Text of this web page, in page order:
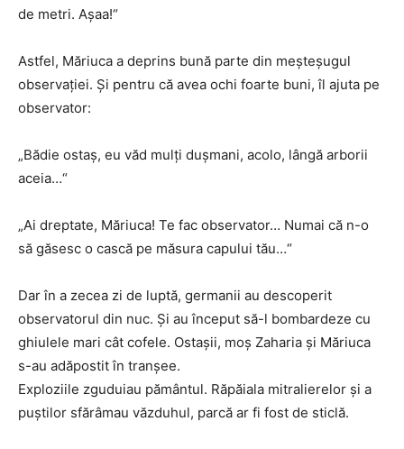
de metri. Aşaa!“
Astfel, Măriuca a deprins bună parte din meşteşugul
observaţiei. Şi pentru că avea ochi foarte buni, îl ajuta pe
observator:
„Bădie ostaş, eu văd mulţi duşmani, acolo, lângă arborii
aceia…“
„Ai dreptate, Măriuca! Te fac observator… Numai că n-o
să găsesc o cască pe măsura capului tău…“
Dar în a zecea zi de luptă, germanii au descoperit
observatorul din nuc. Şi au început să-l bombardeze cu
ghiulele mari cât cofele. Ostaşii, moş Zaharia şi Măriuca
s-au adăpostit în tranşee.
Exploziile zguduiau pământul. Răpăiala mitralierelor şi a
puştilor sfărâmau văzduhul, parcă ar fi fost de sticlă.